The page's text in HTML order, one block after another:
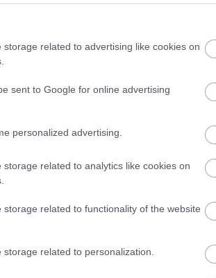
related to advertising like cookies on
sent to Google for online advertising
personalized advertising.
related to analytics like cookies on
related to functionality of the website
related to personalization.